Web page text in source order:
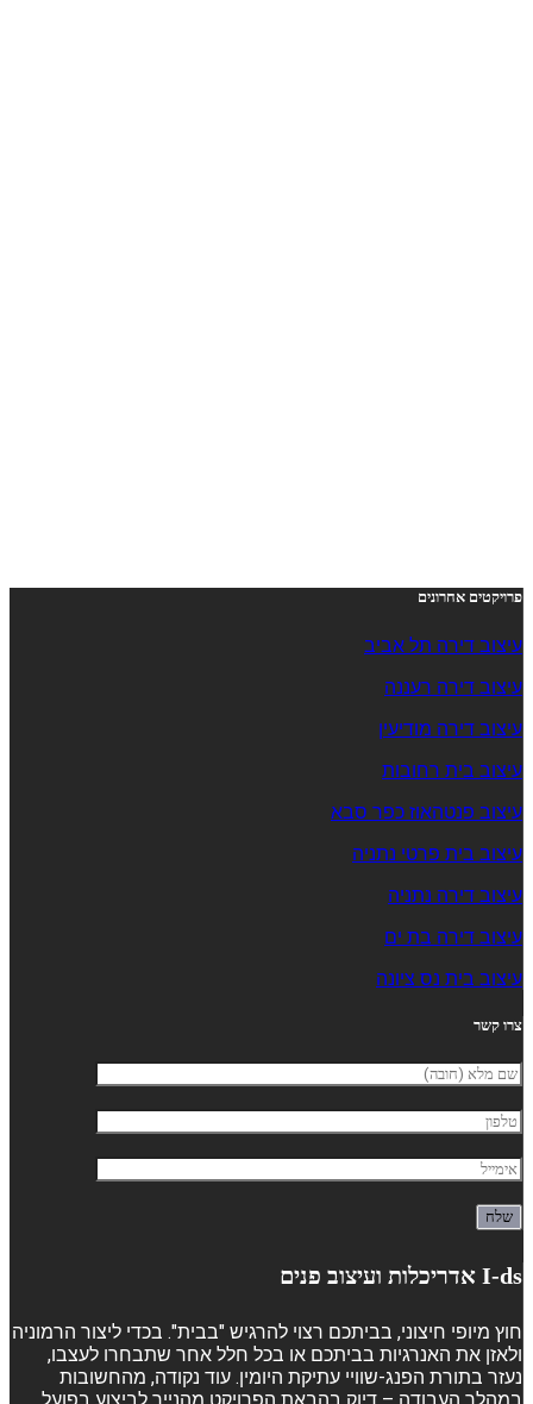
פרויקטים אחרונים
עיצוב דירה תל אביב
עיצוב דירה רעננה
עיצוב דירה מודיעין
עיצוב בית רחובות
עיצוב פנטהאוז כפר סבא
עיצוב בית פרטי נתניה
עיצוב דירה נתניה
עיצוב דירה בת ים
עיצוב בית נס ציונה
צרו קשר
I-ds אדריכלות ועיצוב פנים
חוץ מיופי חיצוני, בביתכם רצוי להרגיש "בבית". בכדי ליצור הרמוניה
ולאזן את האנרגיות בביתכם או בכל חלל אחר שתבחרו לעצבו,
נעזר בתורת הפנג-שוויי עתיקת היומין. עוד נקודה, מהחשובות